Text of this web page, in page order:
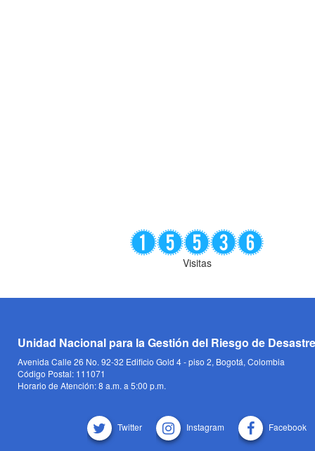
Visitas
Unidad Nacional para la Gestión del Riesgo de
Avenida Calle 26 No. 92-32 Edificio Gold 4 - piso 2, Bogotá, Colombia
Código Postal: 111071
Horario de Atención: 8 a.m. a 5:00 p.m.
Twitter Instagram Facebook